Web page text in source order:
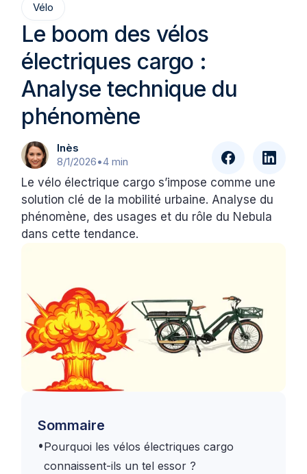
Vélo
Le boom des vélos
électriques cargo :
Analyse technique du
phénomène
Inès
8/1/2026•4 min
Le vélo électrique cargo s’impose comme une
solution clé de la mobilité urbaine. Analyse du
phénomène, des usages et du rôle du Nebula
dans cette tendance.
Sommaire
•Pourquoi les vélos électriques cargo
connaissent-ils un tel essor ?